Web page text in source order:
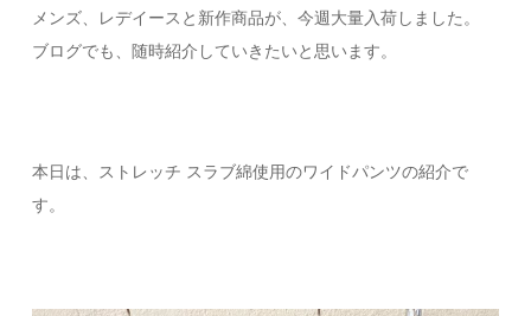
メンズ、レデイースと新作商品が、今週大量入荷しました。
ブログでも、随時紹介していきたいと思います。
本日は、ストレッチ スラブ綿使用のワイドパンツの紹介で
す。